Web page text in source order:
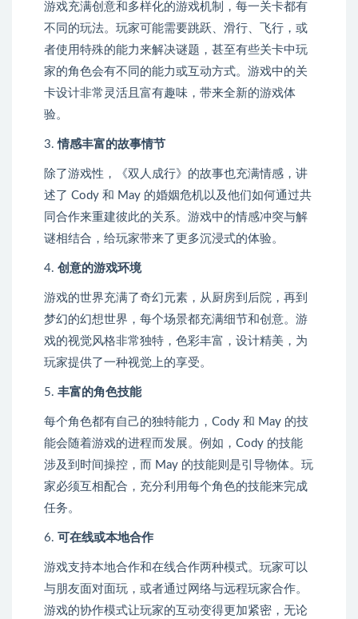
游戏充满创意和多样化的游戏机制，每一关卡都有
不同的玩法。玩家可能需要跳跃、滑行、飞行，或
者使用特殊的能力来解决谜题，甚至有些关卡中玩
家的角色会有不同的能力或互动方式。游戏中的关
卡设计非常灵活且富有趣味，带来全新的游戏体
验。
3.情感丰富的故事情节
除了游戏性，《双人成行》的故事也充满情感，讲
述了 Cody 和 May 的婚姻危机以及他们如何通过共
同合作来重建彼此的关系。游戏中的情感冲突与解
谜相结合，给玩家带来了更多沉浸式的体验。
4. 创意的游戏环境
游戏的世界充满了奇幻元素，从厨房到后院，再到
梦幻的幻想世界，每个场景都充满细节和创意。游
戏的视觉风格非常独特，色彩丰富，设计精美，为
玩家提供了一种视觉上的享受。
5. 丰富的角色技能
每个角色都有自己的独特能力，Cody 和 May 的技
能会随着游戏的进程而发展。例如，Cody 的技能
涉及到时间操控，而 May 的技能则是引导物体。玩
家必须互相配合，充分利用每个角色的技能来完成
任务。
6. 可在线或本地合作
游戏支持本地合作和在线合作两种模式。玩家可以
与朋友面对面玩，或者通过网络与远程玩家合作。
游戏的协作模式让玩家的互动变得更加紧密，无论